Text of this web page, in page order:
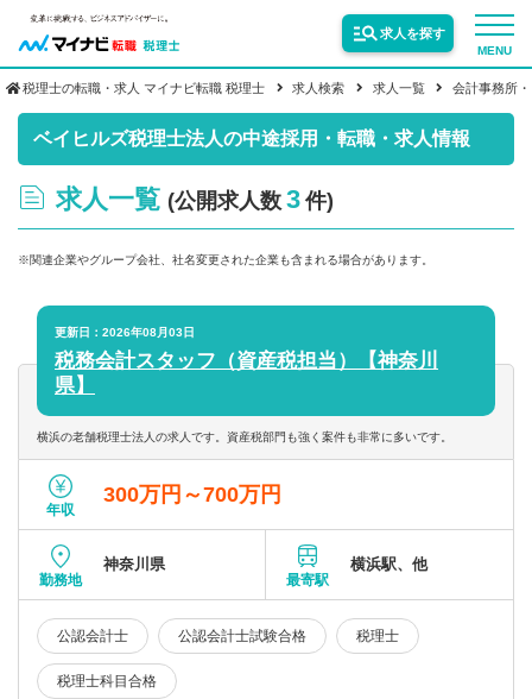
MENU
求人を探す
サービス紹介
転職お役立ち情報
求人情報
税理士の転職・求人 マイナビ転職 税理士 求人検索 求人一覧 会計事務所
ベイヒルズ税理士法人の中途採用・転職・求人情報
求人一覧 (公開求人数 3 件)
※関連企業やグループ会社、社名変更された企業も含まれる場合があります。
更新日：2026年08月03日
税務会計スタッフ（資産税担当）【神奈川
県】
横浜の老舗税理士法人の求人です。資産税部門も強く案件も非常に多いです。
年収
300万円～700万円
勤務地
神奈川県
最寄駅
横浜駅、他
公認会計士 公認会計士試験合格 税理士
税理士科目合格